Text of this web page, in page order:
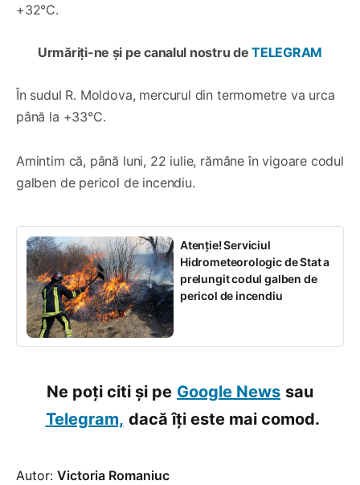
+32°C.
Urmăriți-ne și pe canalul nostru deTELEGRAM
În sudul R. Moldova, mercurul din termometre va urca
până la +33°C.
Amintim că, până luni, 22 iulie, rămâne în vigoare codul
galben de pericol de incendiu.
Atenție! Serviciul
Hidrometeorologic de Stat a
prelungit codul galben de
pericol de incendiu
Ne poți citi și pe Google News sau
Telegram, dacă îți este mai comod.
Autor: Victoria Romaniuc